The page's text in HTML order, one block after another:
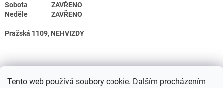
Tento web používá soubory cookie. Dalším procházením
Sobota
ZAVŘENO
Neděle
ZAVŘENO
Pražská 1109, NEHVIZDY